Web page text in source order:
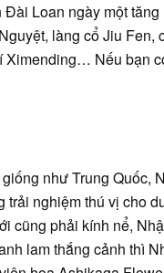
Đài Loan ngày một
làng cổ Jiu Fen,
Ximending… Nếu bạn
như Trung Quốc,
trải nghiệm thú vị cho
cũng phải kính nể,
lam thắng cảnh thì